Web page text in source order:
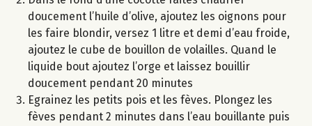
doucement l’huile d’olive, ajoutez les oignons pour
les faire blondir, versez 1 litre et demi d’eau froide,
ajoutez le cube de bouillon de volailles. Quand le
liquide bout ajoutez l’orge et laissez bouillir
doucement pendant 20 minutes
Egrainez les petits pois et les fèves. Plongez les
fèves pendant 2 minutes dans l’eau bouillante puis